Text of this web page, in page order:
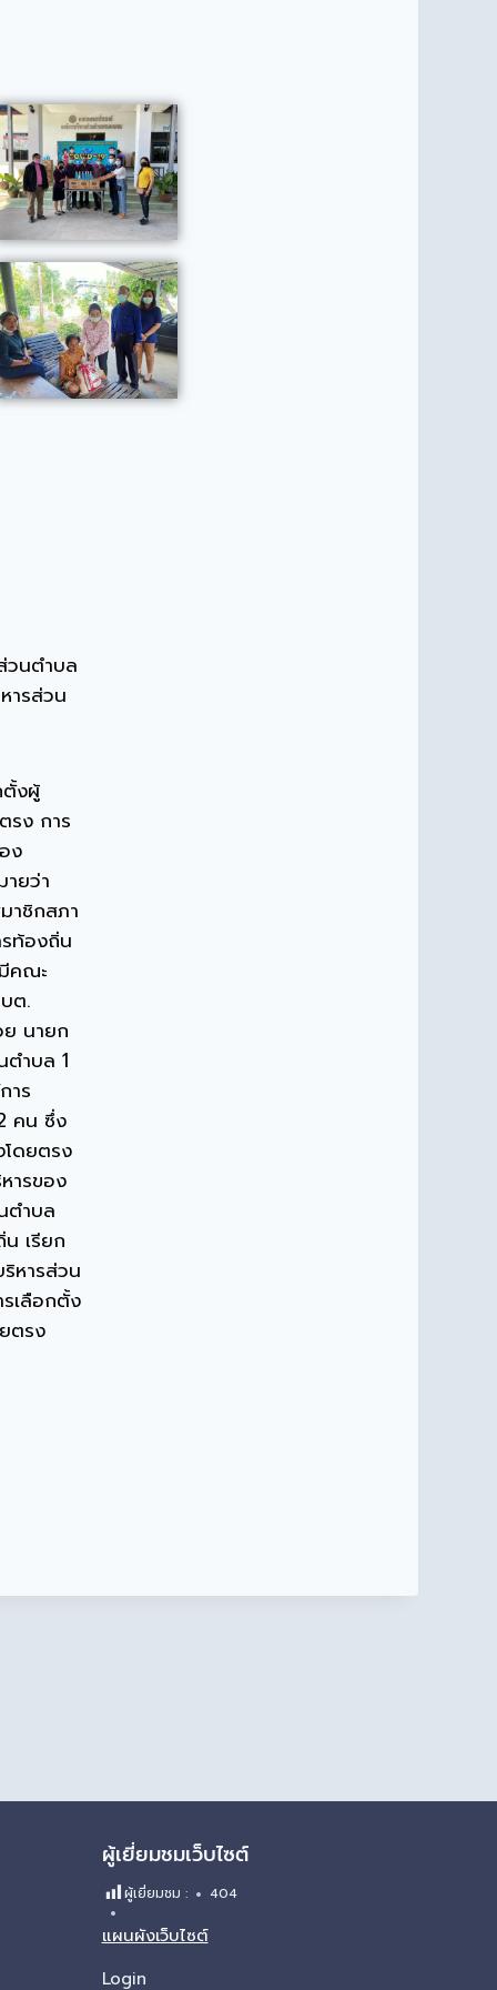
วนตำบล
ารส่วน
ตั้งผู้
รง การ
ง
ยว่า
าชิกสภา
ท้องถิ่น
คณะ
ต.
นายก
ตำบล 1
าร
คน ซึ่ง
โดยตรง
ารของ
ตำบล
เรียก
หารส่วน
เลือกตั้ง
ตรง
ผู้เยี่ยมชมเว็บไซต์
ผู้เยี่ยมชม : 404
แผนผังเว็บไซต์
Login